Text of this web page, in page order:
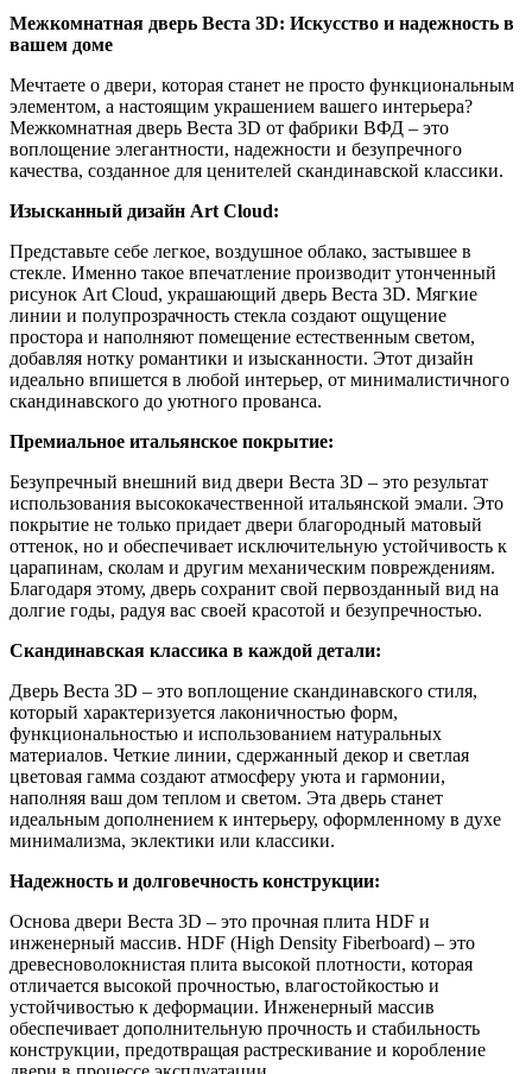
Межкомнатная дверь Веста 3D: Искусство и надежность в
вашем доме
Мечтаете о двери, которая станет не просто функциональным
элементом, а настоящим украшением вашего интерьера?
Межкомнатная дверь Веста 3D от фабрики ВФД – это
воплощение элегантности, надежности и безупречного
качества, созданное для ценителей скандинавской классики.
Изысканный дизайн Art Cloud:
Представьте себе легкое, воздушное облако, застывшее в
стекле. Именно такое впечатление производит утонченный
рисунок Art Cloud, украшающий дверь Веста 3D. Мягкие
линии и полупрозрачность стекла создают ощущение
простора и наполняют помещение естественным светом,
добавляя нотку романтики и изысканности. Этот дизайн
идеально впишется в любой интерьер, от минималистичного
скандинавского до уютного прованса.
Премиальное итальянское покрытие:
Безупречный внешний вид двери Веста 3D – это результат
использования высококачественной итальянской эмали. Это
покрытие не только придает двери благородный матовый
оттенок, но и обеспечивает исключительную устойчивость к
царапинам, сколам и другим механическим повреждениям.
Благодаря этому, дверь сохранит свой первозданный вид на
долгие годы, радуя вас своей красотой и безупречностью.
Скандинавская классика в каждой детали:
Дверь Веста 3D – это воплощение скандинавского стиля,
который характеризуется лаконичностью форм,
функциональностью и использованием натуральных
материалов. Четкие линии, сдержанный декор и светлая
цветовая гамма создают атмосферу уюта и гармонии,
наполняя ваш дом теплом и светом. Эта дверь станет
идеальным дополнением к интерьеру, оформленному в духе
минимализма, эклектики или классики.
Надежность и долговечность конструкции:
Основа двери Веста 3D – это прочная плита HDF и
инженерный массив. HDF (High Density Fiberboard) – это
древесноволокнистая плита высокой плотности, которая
отличается высокой прочностью, влагостойкостью и
устойчивостью к деформации. Инженерный массив
обеспечивает дополнительную прочность и стабильность
конструкции, предотвращая растрескивание и коробление